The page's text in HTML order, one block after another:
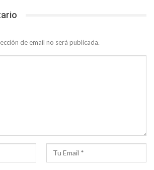
de email no será publicada.